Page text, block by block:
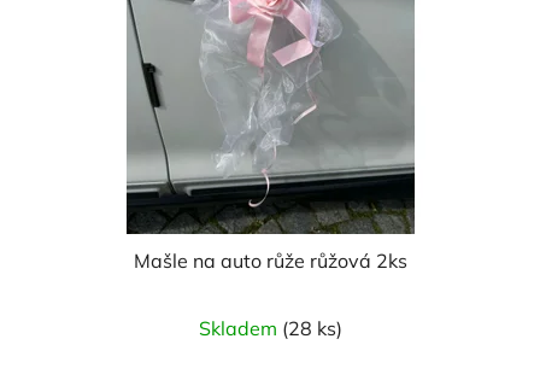
Mašle na auto růže růžová 2ks
hodnocení
Skladem (28 ks)